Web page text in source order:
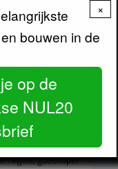
World Fashion
bij Dura
vergunningvrij
regels, goedkoper
×
bouwen in de
op de
NUL20